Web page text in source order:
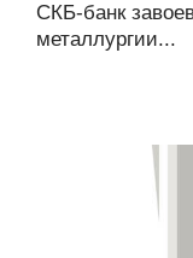
СКБ-банк
металлургии...